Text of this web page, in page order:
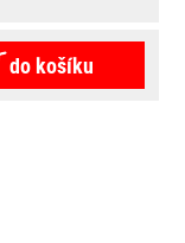
do košíku